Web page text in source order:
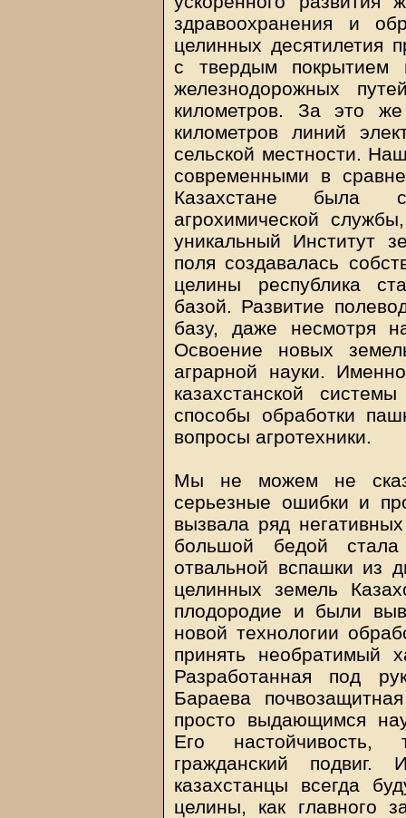
здравоохранения и
целинных десятилетия
с твердым
железнодорожных
километров. За это
километров линий
сельской местности.
современными в
Казахстане была
агрохимической
уникальный Институт
поля создавалась
целины республика
базой. Развитие
базу, даже несмотря
Освоение новых
аграрной науки.
казахстанской
способы обработки
вопросы агротехники.
Мы не можем не
серьезные ошибки и
вызвала ряд
большой бедой
отвальной вспашки из
целинных земель
плодородие и были
новой технологии
принять необратимый
Разработанная под
Бараева
просто выдающимся
Его
гражданский подвиг.
казахстанцы всегда
целины, как главного